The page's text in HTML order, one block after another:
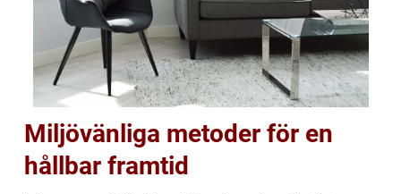
Miljövänliga metoder för en
hållbar framtid